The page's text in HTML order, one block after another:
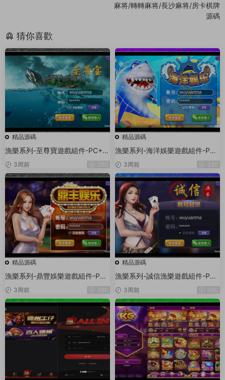
麻将/轉轉麻将/長沙麻将/房卡棋牌
源碼
猜你喜歡
精品源碼
漁樂系列-至尊寶遊戲組件-PC+安
卓+蘋果3端
3周前 380
精品源碼
漁樂系列-海洋娛樂遊戲組件-PC
+安卓+蘋果3端
3周前 380
精品源碼
漁樂系列-鼎豐娛樂遊戲組件-PC
+安卓+蘋果3端
3周前 380
精品源碼
漁樂系列-誠信漁樂遊戲組件-PC
+安卓+蘋果3端
3周前 380